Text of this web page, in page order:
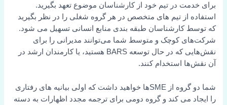
برای خدمت در تیم خود از کارشناسان موضوع تعهد بگیرید.
استفاده از تیم های متخصص در هر گروه شغلی را در نظر بگیرید
که توسط کارشناسان طبقه بندی منابع انسانی تسهیل می شود.
شرکت‌های کوچک و متوسط شما می‌توانند مدیرانی را برای
نقش‌هایی که در حال توسعه BARS هستید، یا کارمندان ارشد در
آن نقش‌ها استخدام کنند.
شما دو گروه از SMEها خواهید داشت که اولی بیانیه های رفتاری
را ایجاد می کند و گروه دومی برای ترجمه مجدد اظهارات به دسته